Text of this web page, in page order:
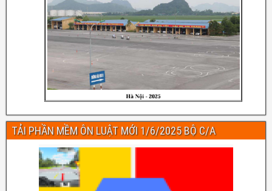
TẢI PHẦN MỀM ÔN LUẬT MỚI 1/6/2025 BỘ C/A